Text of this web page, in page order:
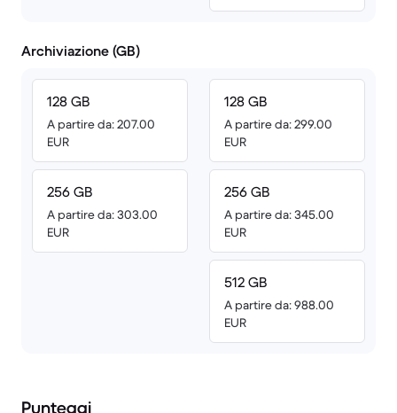
Archiviazione (GB)
128 GB
A partire da: 207.00
EUR
256 GB
A partire da: 303.00
EUR
128 GB
A partire da: 299.00
EUR
256 GB
A partire da: 345.00
EUR
512 GB
A partire da: 988.00
EUR
Punteggi